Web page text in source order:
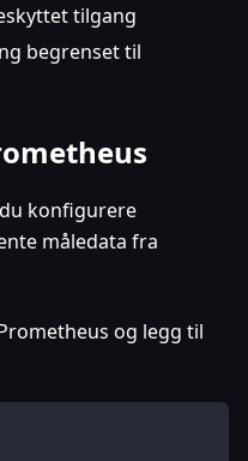
tilgang
begrenset til
konfigurere
måledata fra
og legg til